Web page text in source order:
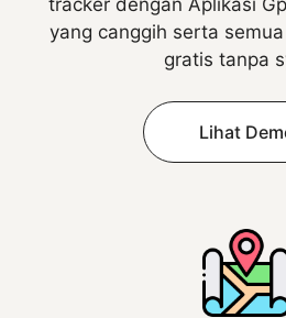
yang canggih serta
gratis tanpa
Lihat